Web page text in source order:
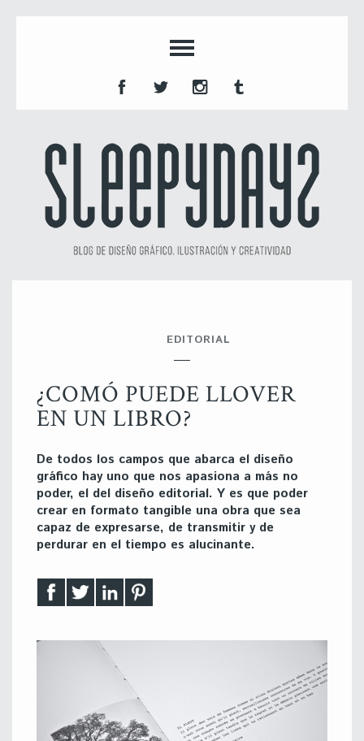
EDITORIAL
¿COMÓ PUEDE LLOVER
EN UN LIBRO?
De todos los campos que abarca el diseño
gráfico hay uno que nos apasiona a más no
poder, el del diseño editorial. Y es que poder
crear en formato tangible una obra que sea
capaz de expresarse, de transmitir y de
perdurar en el tiempo es alucinante.